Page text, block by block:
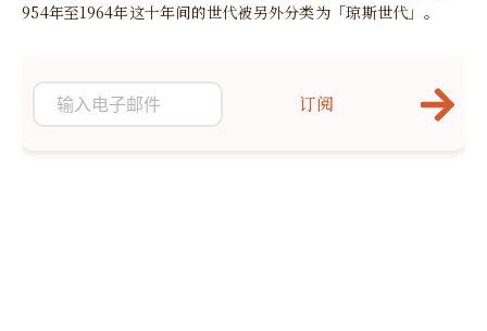
954年至1964年这十年间的世代被另外分类为「琼斯世代」。
订阅